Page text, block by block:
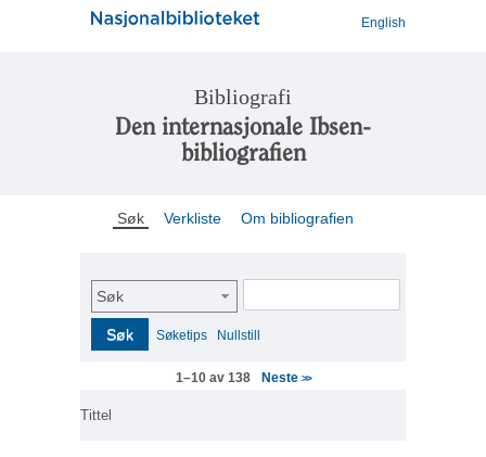
English
Bibliografi
Den internasjonale Ibsen-
bibliografien
Søk Verkliste Om bibliografien
Søk
Søk Søketips Nullstill
1–10 av 138 Neste >>
Tittel